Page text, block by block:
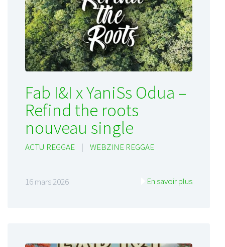
Fab I&I x YaniSs Odua –
Refind the roots
nouveau single
ACTU REGGAE | WEBZINE REGGAE
16 mars 2026 En savoir plus